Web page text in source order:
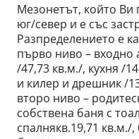
Мезонетът, който
юг/север и е със
Разпределението е
първо ниво – входно
/47,73 кв.м./, кухня /
и килер и дрешник /
второ ниво –
собствена баня с
спалнякв.19,71 кв.м./